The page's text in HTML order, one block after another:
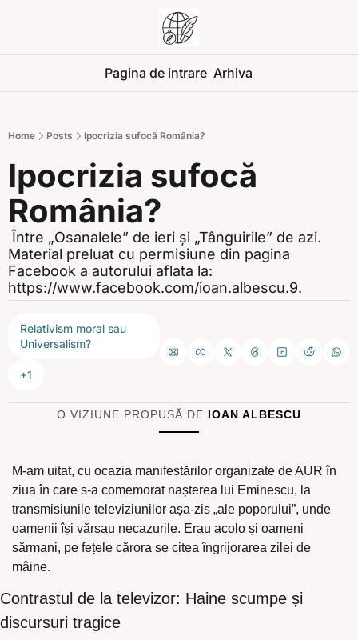
Pagina de intrare Arhiva
Home Posts Ipocrizia sufocă România?
Ipocrizia sufocă
România?
Material preluat cu permisiune din pagina
Facebook a autorului aflata la:
https://www.facebook.com/ioan.albescu.9.
Relativism moral sau
Universalism?
+1
O VIZIUNE PROPUSĂ DE IOAN ALBESCU
M-am uitat, cu ocazia manifestărilor organizate de AUR în
ziua în care s-a comemorat nașterea lui Eminescu, la
transmisiunile televiziunilor așa-zis „ale poporului”, unde
oamenii își vărsau necazurile. Erau acolo și oameni
sărmani, pe fețele cărora se citea îngrijorarea zilei de
mâine.
Contrastul de la televizor: Haine scumpe și
discursuri tragice